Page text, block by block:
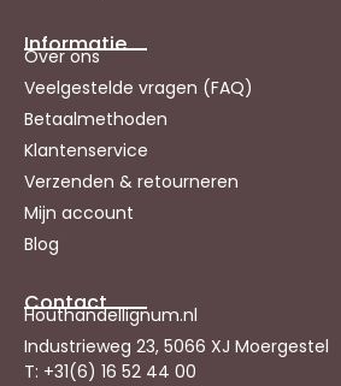
Informatie
Over ons
Veelgestelde vragen (FAQ)
Betaalmethoden
Klantenservice
Verzenden & retourneren
Mijn account
Blog
Contact
Houthandellignum.nl
Industrieweg 23, 5066 XJ Moergestel
T: +31(6) 16 52 44 00